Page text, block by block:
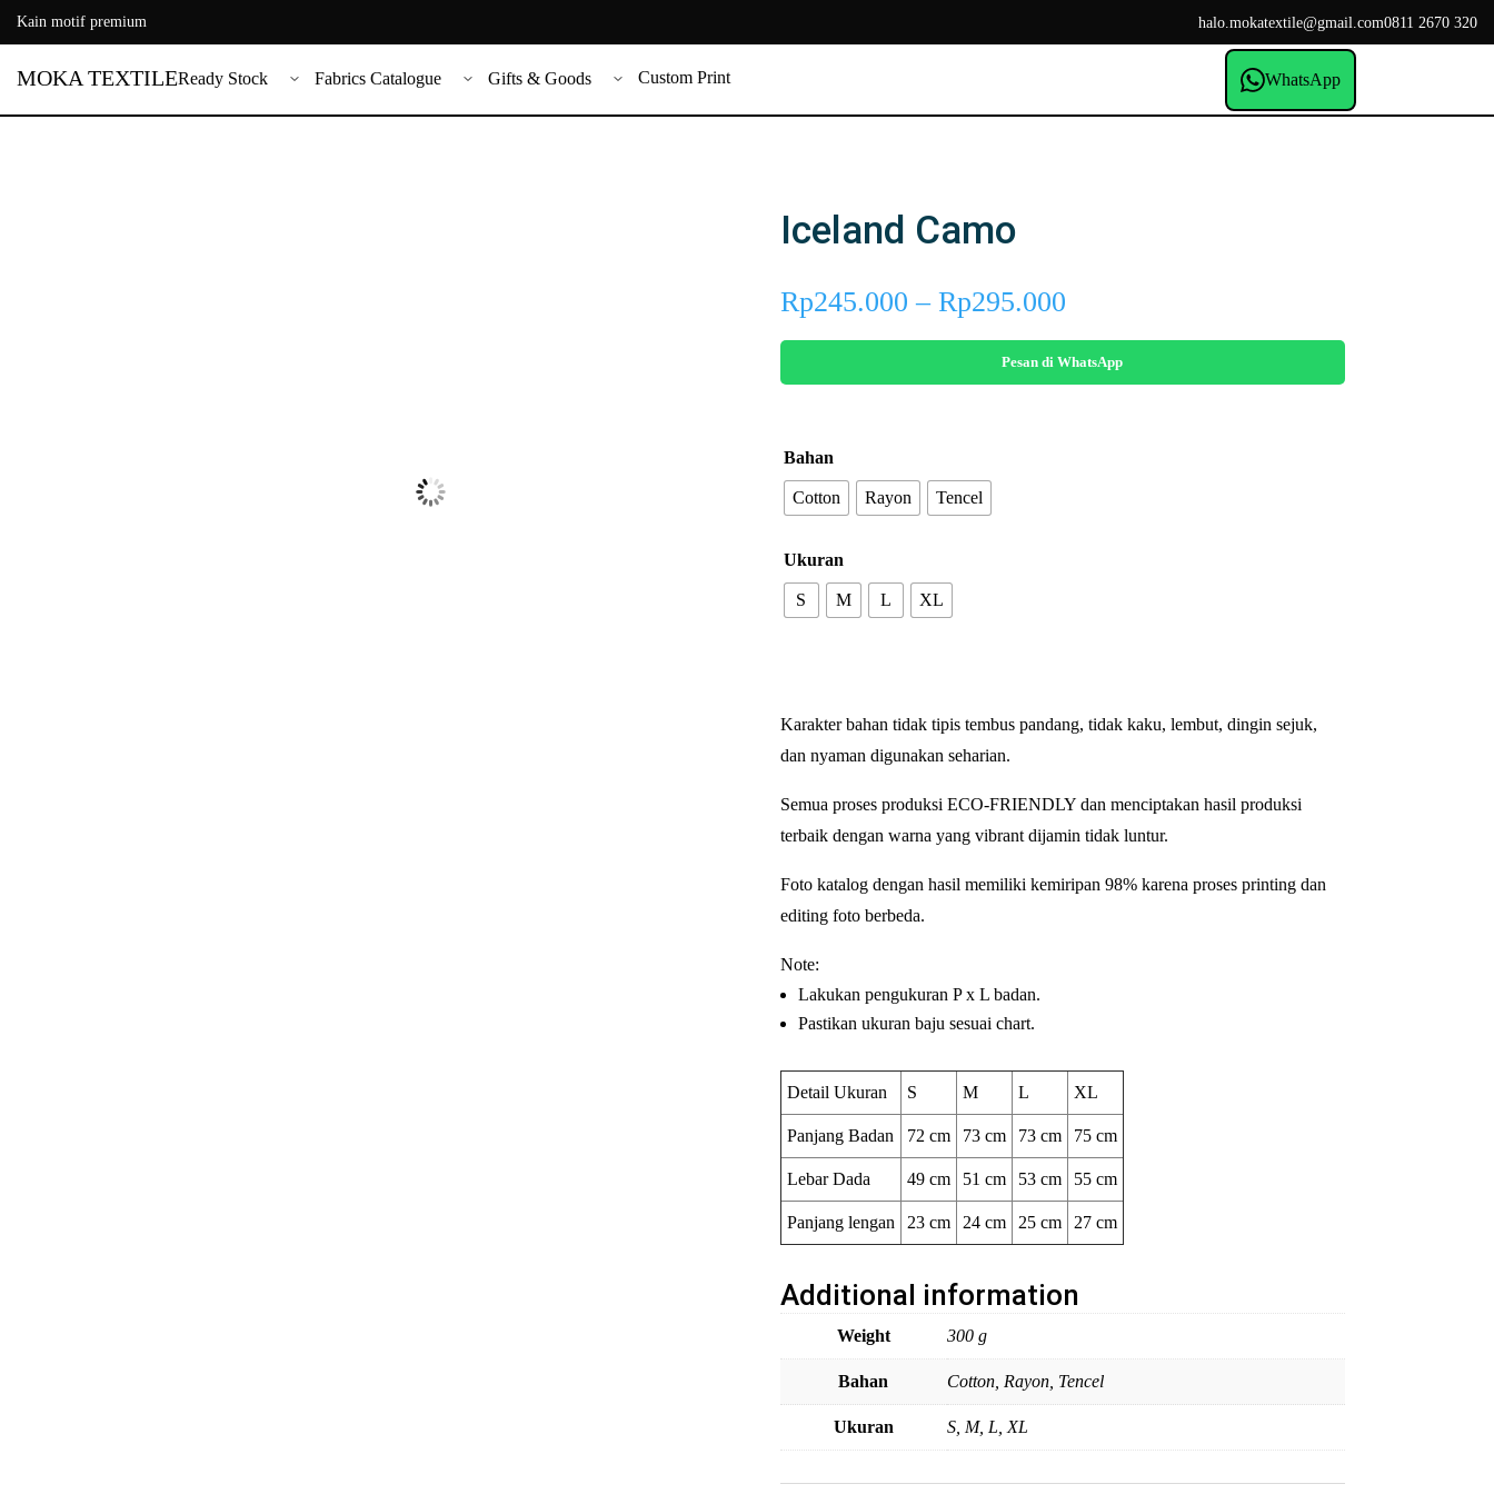
Kain motif premium halo.mokatextile@gmail.com0811 2670 320
MOKA TEXTILEReady Stock Fabrics Catalogue Gifts & Goods Custom Print WhatsApp
Iceland Camo
Rp245.000 – Rp295.000Price
Rp245.000
through
Pesan di WhatsApp
Bahan
Cotton Rayon Tencel
Ukuran
S M L XL
Karakter bahan tidak tipis tembus pandang, tidak kaku, lembut, dingin sejuk,
dan nyaman digunakan seharian.
Semua proses produksi ECO-FRIENDLY dan menciptakan hasil produksi
terbaik dengan warna yang vibrant dijamin tidak luntur.
Foto katalog dengan hasil memiliki kemiripan 98% karena proses printing dan
editing foto berbeda.
Note:
Lakukan pengukuran P x L badan.
Pastikan ukuran baju sesuai chart.
Detail Ukuran S M L XL
Panjang Badan 72 cm 73 cm 73 cm 75 cm
Lebar Dada 49 cm 51 cm 53 cm 55 cm
Panjang lengan 23 cm 24 cm 25 cm 27 cm
Additional information
Weight 300 g
Bahan Cotton, Rayon, Tencel
Ukuran S, M, L, XL